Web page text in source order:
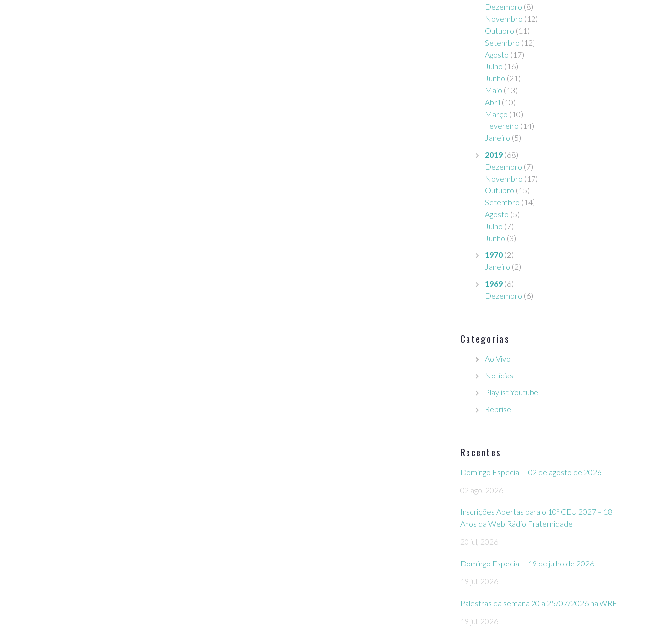
Dezembro (8)
Novembro (12)
Outubro (11)
Setembro (12)
Agosto (17)
Julho (16)
Junho (21)
Maio (13)
Abril (10)
Março (10)
Fevereiro (14)
Janeiro (5)
2019 (68)
Dezembro (7)
Novembro (17)
Outubro (15)
Setembro (14)
Agosto (5)
Julho (7)
Junho (3)
1970 (2)
Janeiro (2)
1969 (6)
Dezembro (6)
Categorias
Ao Vivo
Notícias
Playlist Youtube
Reprise
Recentes
Domingo Especial – 02 de agosto de 2026
02 ago, 2026
Inscrições Abertas para o 10º CEU 2027 – 18
Anos da Web Rádio Fraternidade
20 jul, 2026
Domingo Especial – 19 de julho de 2026
19 jul, 2026
Palestras da semana 20 a 25/07/2026 na WRF
19 jul, 2026